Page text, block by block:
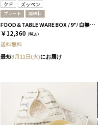
クド ズッペン
プレート 調味料
FOOD＆TABLE WARE BOX / 9°/ 白無垢&茶大色
￥12,360 （税込）
送料無料
最短8月11日(火)にお届け